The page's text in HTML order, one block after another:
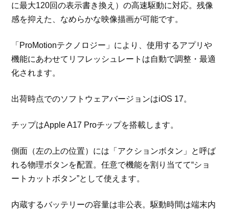
に最大120回の表示書き換え）の高速駆動に対応。残像
感を抑えた、なめらかな映像描画が可能です。
「ProMotionテクノロジー」により、使用するアプリや
機能にあわせてリフレッシュレートは自動で調整・最適
化されます。
出荷時点でのソフトウェアバージョンはiOS 17。
チップはApple A17 Proチップを搭載します。
側面（左の上の位置）には「アクションボタン」と呼ば
れる物理ボタンを配置。任意で機能を割り当てて“ショ
ートカットボタン”として使えます。
内蔵するバッテリーの容量は非公表。駆動時間は端末内